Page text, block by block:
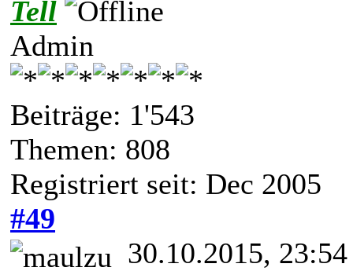
Tell
Admin
Beiträge: 1'543
Themen: 808
Registriert seit: Dec 2005
#49
30.10.2015, 23:54